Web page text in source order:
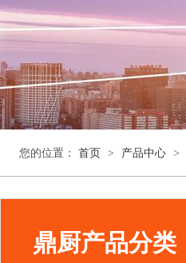
您的位置： 首页 > 产品中心 >
鼎厨产品分类